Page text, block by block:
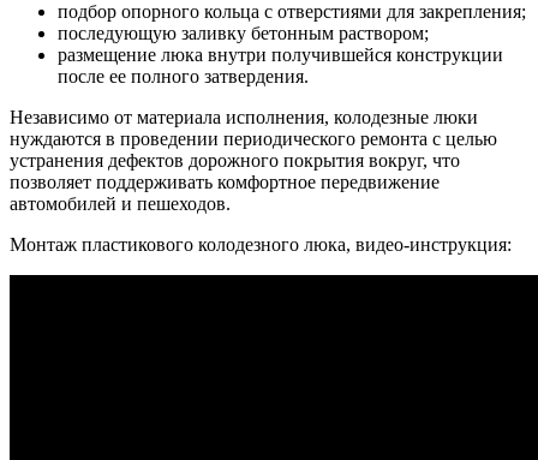
подбор опорного кольца с отверстиями для закрепления;
последующую заливку бетонным раствором;
размещение люка внутри получившейся конструкции
после ее полного затвердения.
Независимо от материала исполнения, колодезные люки
нуждаются в проведении периодического ремонта с целью
устранения дефектов дорожного покрытия вокруг, что
позволяет поддерживать комфортное передвижение
автомобилей и пешеходов.
Монтаж пластикового колодезного люка, видео-инструкция: